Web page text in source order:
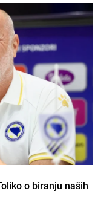
o biranju naših